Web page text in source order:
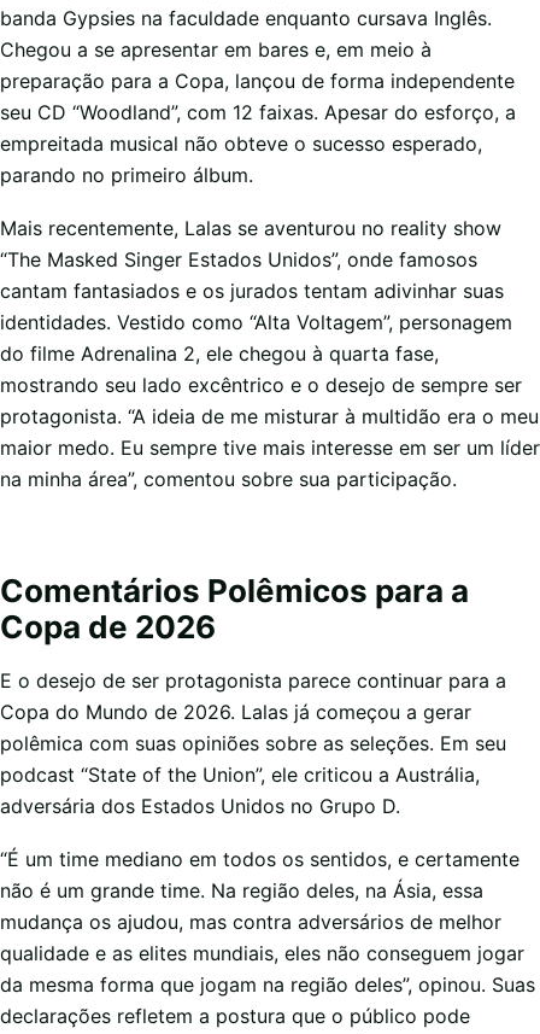
banda Gypsies na faculdade enquanto cursava Inglês.
Chegou a se apresentar em bares e, em meio à
preparação para a Copa, lançou de forma independente
seu CD “Woodland”, com 12 faixas. Apesar do esforço, a
empreitada musical não obteve o sucesso esperado,
parando no primeiro álbum.
Mais recentemente, Lalas se aventurou no reality show
“The Masked Singer Estados Unidos”, onde famosos
cantam fantasiados e os jurados tentam adivinhar suas
identidades. Vestido como “Alta Voltagem”, personagem
do filme Adrenalina 2, ele chegou à quarta fase,
mostrando seu lado excêntrico e o desejo de sempre ser
protagonista. “A ideia de me misturar à multidão era o meu
maior medo. Eu sempre tive mais interesse em ser um líder
na minha área”, comentou sobre sua participação.
Comentários Polêmicos para a
Copa de 2026
E o desejo de ser protagonista parece continuar para a
Copa do Mundo de 2026. Lalas já começou a gerar
polêmica com suas opiniões sobre as seleções. Em seu
podcast “State of the Union”, ele criticou a Austrália,
adversária dos Estados Unidos no Grupo D.
“É um time mediano em todos os sentidos, e certamente
não é um grande time. Na região deles, na Ásia, essa
mudança os ajudou, mas contra adversários de melhor
qualidade e as elites mundiais, eles não conseguem jogar
da mesma forma que jogam na região deles”, opinou. Suas
declarações refletem a postura que o público pode